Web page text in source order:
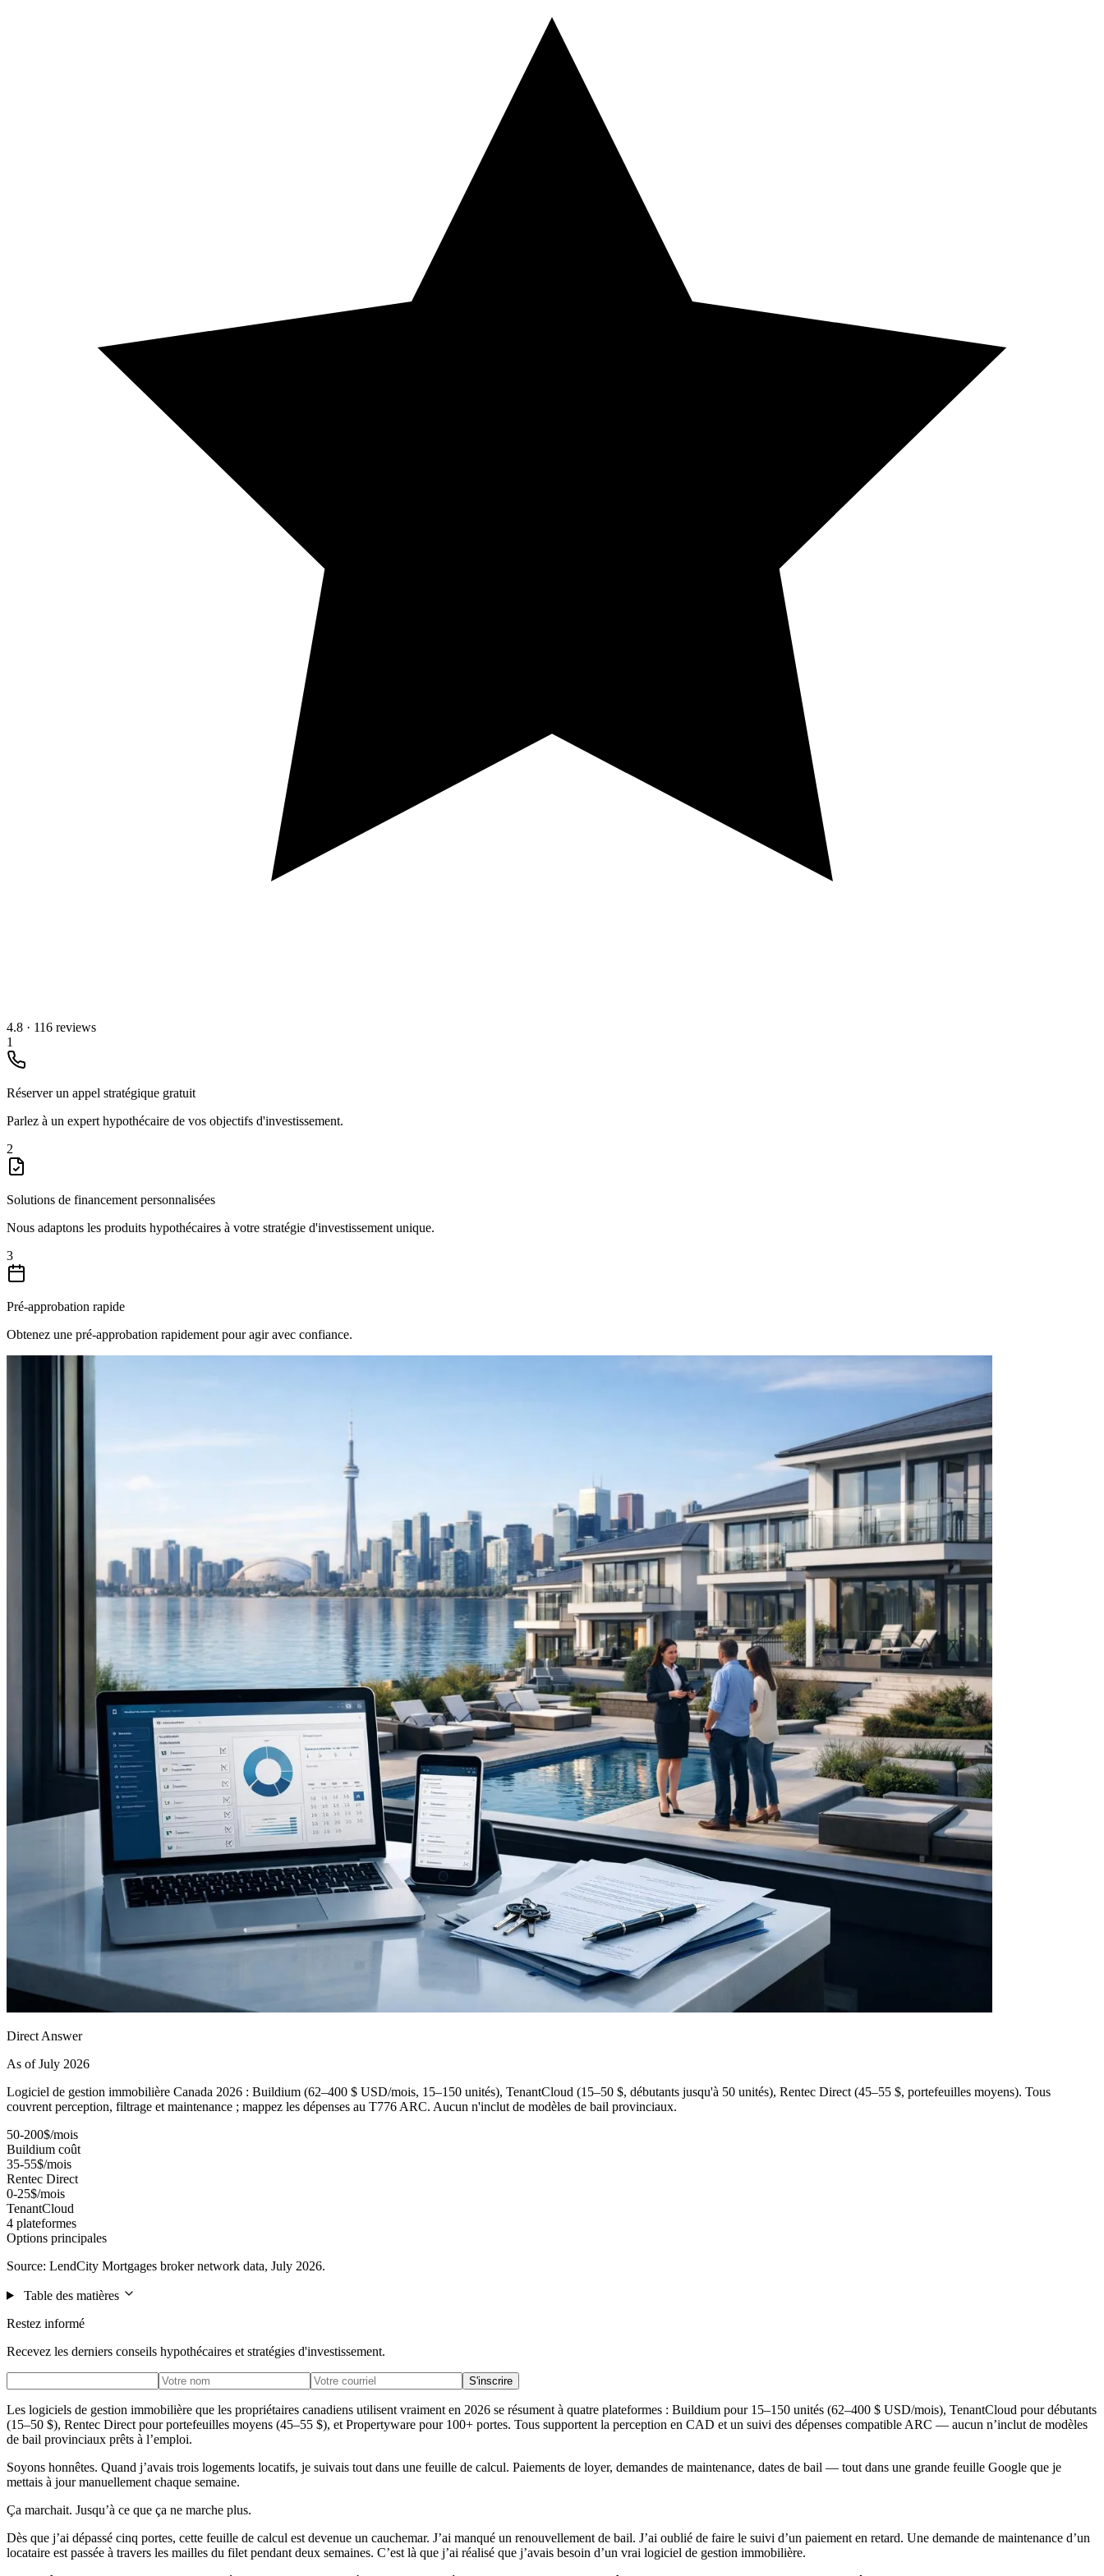
4.8 · 116 reviews
1
Réserver un appel stratégique gratuit
Parlez à un expert hypothécaire de vos objectifs d'investissement.
2
Solutions de financement personnalisées
Nous adaptons les produits hypothécaires à votre stratégie d'investissement unique.
3
Pré-approbation rapide
Obtenez une pré-approbation rapidement pour agir avec confiance.
Direct Answer
As of July 2026
Logiciel de gestion immobilière Canada 2026 : Buildium (62–400 $ USD/mois, 15–150 unités), TenantCloud (15–50 $, débutants jusqu'à 50 unités), Rentec Direct (45–55 $, portefeuilles moyens). Tous
couvrent perception, filtrage et maintenance ; mappez les dépenses au T776 ARC. Aucun n'inclut de modèles de bail provinciaux.
50-200$/mois
Buildium coût
35-55$/mois
Rentec Direct
0-25$/mois
TenantCloud
4 plateformes
Options principales
Source: LendCity Mortgages broker network data, July 2026.
Table des matières
Restez informé
Recevez les derniers conseils hypothécaires et stratégies d'investissement.
S'inscrire
Les logiciels de gestion immobilière que les propriétaires canadiens utilisent vraiment en 2026 se résument à quatre plateformes : Buildium pour 15–150 unités (62–400 $ USD/mois), TenantCloud pour débutants
(15–50 $), Rentec Direct pour portefeuilles moyens (45–55 $), et Propertyware pour 100+ portes. Tous supportent la perception en CAD et un suivi des dépenses compatible ARC — aucun n’inclut de modèles
de bail provinciaux prêts à l’emploi.
Soyons honnêtes. Quand j’avais trois logements locatifs, je suivais tout dans une feuille de calcul. Paiements de loyer, demandes de maintenance, dates de bail — tout dans une grande feuille Google que je
mettais à jour manuellement chaque semaine.
Ça marchait. Jusqu’à ce que ça ne marche plus.
Dès que j’ai dépassé cinq portes, cette feuille de calcul est devenue un cauchemar. J’ai manqué un renouvellement de bail. J’ai oublié de faire le suivi d’un paiement en retard. Une demande de maintenance d’un
locataire est passée à travers les mailles du filet pendant deux semaines. C’est là que j’ai réalisé que j’avais besoin d’un vrai logiciel de gestion immobilière.